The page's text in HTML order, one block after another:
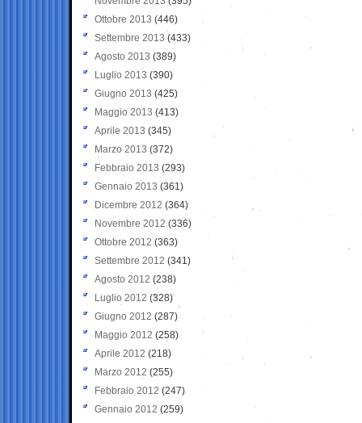
Ottobre 2013 (446)
Settembre 2013 (433)
Agosto 2013 (389)
Luglio 2013 (390)
Giugno 2013 (425)
Maggio 2013 (413)
Aprile 2013 (345)
Marzo 2013 (372)
Febbraio 2013 (293)
Gennaio 2013 (361)
Dicembre 2012 (364)
Novembre 2012 (336)
Ottobre 2012 (363)
Settembre 2012 (341)
Agosto 2012 (238)
Luglio 2012 (328)
Giugno 2012 (287)
Maggio 2012 (258)
Aprile 2012 (218)
Marzo 2012 (255)
Febbraio 2012 (247)
Gennaio 2012 (259)